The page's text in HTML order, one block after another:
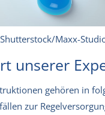
Maxx-
unserer
gehören in
zur